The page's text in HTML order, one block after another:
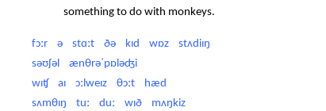
something to do with monkeys.
fɔːr ə stɑːt ðə kɪd wɒz stʌdiɪŋ
səʊʃəl ænθrəˈpɒləʤi
wɪʧ aɪ ɔːlweɪz θɔːt hæd
sʌmθɪŋ tuː duː wɪð mʌŋkiz